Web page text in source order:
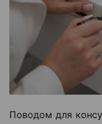
Поводом для